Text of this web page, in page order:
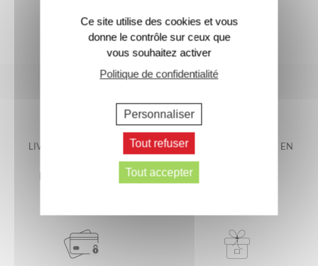
LIVRAISON OFFERTE EN
METROPOLITAINE*
LIVRAISON GARANTIE EN
Ce site utilise des cookies et vous
donne le contrôle sur ceux que
vous souhaitez activer
Politique de confidentialité
Personnaliser
Tout refuser
Tout accepter